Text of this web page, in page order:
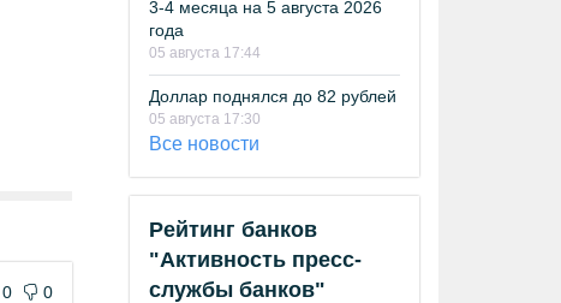
0 0
3-4 месяца на 5 августа 2026
года
05 августа 17:44
Доллар поднялся до 82 рублей
05 августа 17:30
Все новости
Рейтинг банков
"Активность пресс-
службы банков"